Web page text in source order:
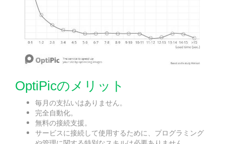
OptiPicのメリット
毎月の支払いはありません。
完全自動化。
無料の接続支援。
サービスに接続して使用するために、プログラミング